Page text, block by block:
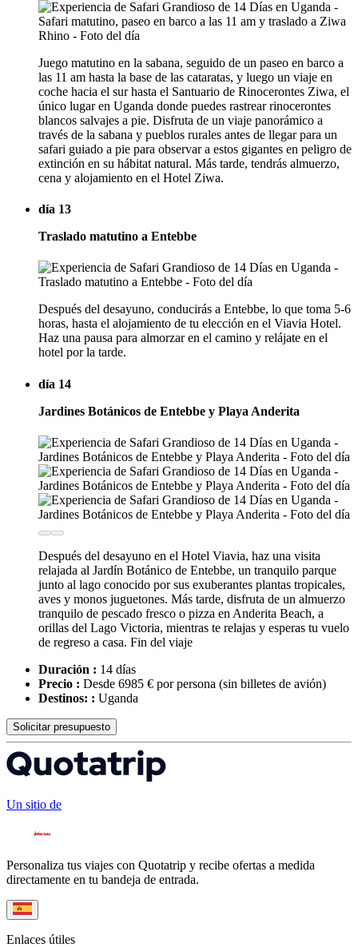
Juego matutino en la sabana, seguido de un paseo en barco a
las 11 am hasta la base de las cataratas, y luego un viaje en
coche hacia el sur hasta el Santuario de Rinocerontes Ziwa, el
único lugar en Uganda donde puedes rastrear rinocerontes
blancos salvajes a pie. Disfruta de un viaje panorámico a
través de la sabana y pueblos rurales antes de llegar para un
safari guiado a pie para observar a estos gigantes en peligro de
extinción en su hábitat natural. Más tarde, tendrás almuerzo,
cena y alojamiento en el Hotel Ziwa.
día 13
Traslado matutino a Entebbe
Después del desayuno, conducirás a Entebbe, lo que toma 5-6
horas, hasta el alojamiento de tu elección en el Viavia Hotel.
Haz una pausa para almorzar en el camino y relájate en el
hotel por la tarde.
día 14
Jardines Botánicos de Entebbe y Playa Anderita
Después del desayuno en el Hotel Viavia, haz una visita
relajada al Jardín Botánico de Entebbe, un tranquilo parque
junto al lago conocido por sus exuberantes plantas tropicales,
aves y monos juguetones. Más tarde, disfruta de un almuerzo
tranquilo de pescado fresco o pizza en Anderita Beach, a
orillas del Lago Victoria, mientras te relajas y esperas tu vuelo
de regreso a casa. Fin del viaje
Duración : 14 días
Precio : Desde 6985 € por persona (sin billetes de avión)
Destinos: : Uganda
Solicitar presupuesto
Un sitio de
Personaliza tus viajes con Quotatrip y recibe ofertas a medida
directamente en tu bandeja de entrada.
Enlaces útiles